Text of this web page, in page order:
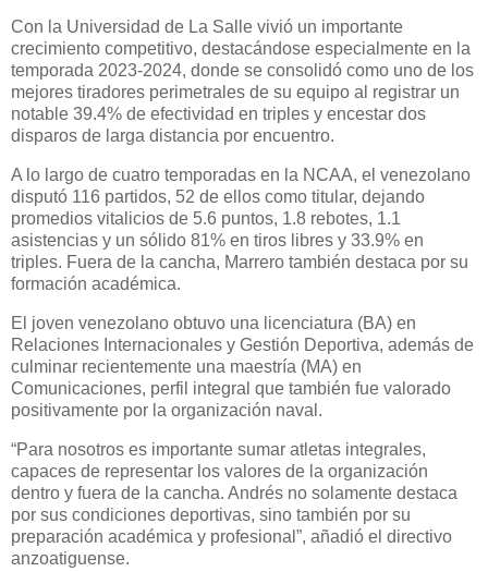
Con la Universidad de La Salle vivió un importante
crecimiento competitivo, destacándose especialmente en la
temporada 2023-2024, donde se consolidó como uno de los
mejores tiradores perimetrales de su equipo al registrar un
notable 39.4% de efectividad en triples y encestar dos
disparos de larga distancia por encuentro.
A lo largo de cuatro temporadas en la NCAA, el venezolano
disputó 116 partidos, 52 de ellos como titular, dejando
promedios vitalicios de 5.6 puntos, 1.8 rebotes, 1.1
asistencias y un sólido 81% en tiros libres y 33.9% en
triples. Fuera de la cancha, Marrero también destaca por su
formación académica.
El joven venezolano obtuvo una licenciatura (BA) en
Relaciones Internacionales y Gestión Deportiva, además de
culminar recientemente una maestría (MA) en
Comunicaciones, perfil integral que también fue valorado
positivamente por la organización naval.
“Para nosotros es importante sumar atletas integrales,
capaces de representar los valores de la organización
dentro y fuera de la cancha. Andrés no solamente destaca
por sus condiciones deportivas, sino también por su
preparación académica y profesional”, añadió el directivo
anzoatiguense.